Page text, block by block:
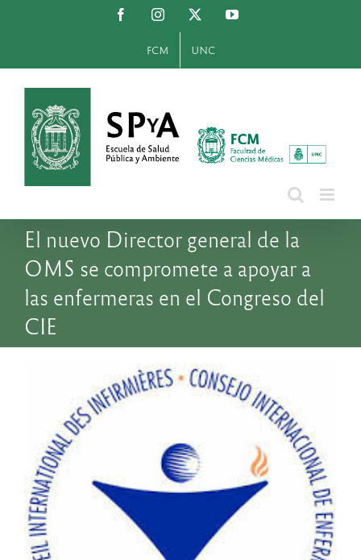
FacebookInstagram YouTube
FCM UNC
El nuevo Director general de la
OMS se compromete a apoyar a
las enfermeras en el Congreso del
CIE